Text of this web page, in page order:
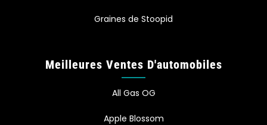
Graines de Stoopid
Meilleures Ventes D'automobiles
All Gas OG
Apple Blossom